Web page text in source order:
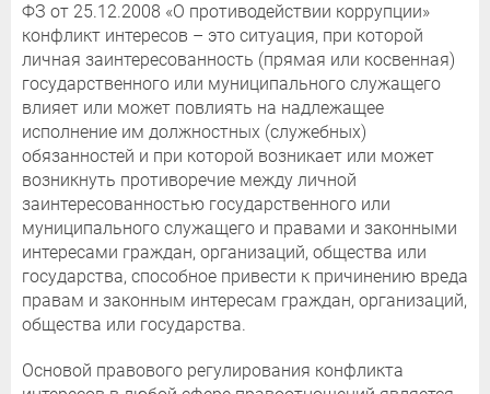
ФЗ от 25.12.2008 «О противодействии коррупции»
конфликт интересов – это ситуация, при которой
личная заинтересованность (прямая или косвенная)
государственного или муниципального служащего
влияет или может повлиять на надлежащее
исполнение им должностных (служебных)
обязанностей и при которой возникает или может
возникнуть противоречие между личной
заинтересованностью государственного или
муниципального служащего и правами и законными
интересами граждан, организаций, общества или
государства, способное привести к причинению вреда
правам и законным интересам граждан, организаций,
общества или государства.
Основой правового регулирования конфликта